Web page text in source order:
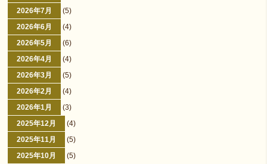
2026年7月
(5)
2026年6月
(4)
2026年5月
(6)
2026年4月
(4)
2026年3月
(5)
2026年2月
(4)
2026年1月
(3)
2025年12月
(4)
2025年11月
(5)
2025年10月
(5)